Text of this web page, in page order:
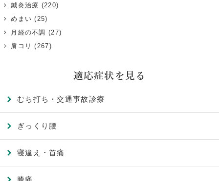
鍼灸治療 (220)
めまい (25)
月経の不調 (27)
肩コリ (267)
適応症状を見る
むち打ち・交通事故診療
ぎっくり腰
寝違え・首痛
膝痛